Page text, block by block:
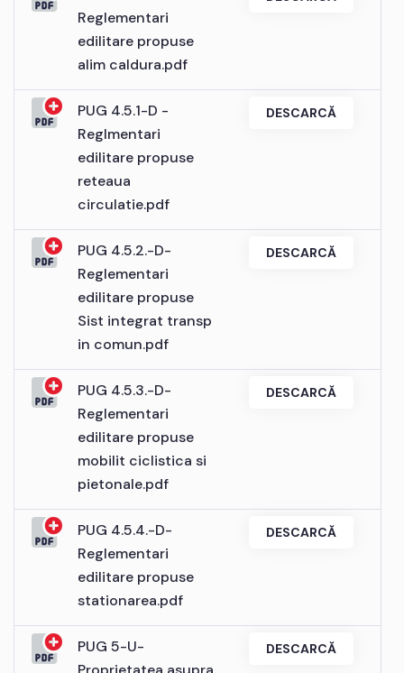
Reglementari
edilitare propuse
alim caldura.pdf
PUG 4.5.1-D -
Reglmentari
edilitare propuse
reteaua
circulatie.pdf
DESCARCĂ
PUG 4.5.2.-D-
Reglementari
edilitare propuse
Sist integrat transp
in comun.pdf
DESCARCĂ
PUG 4.5.3.-D-
Reglementari
edilitare propuse
mobilit ciclistica si
pietonale.pdf
DESCARCĂ
PUG 4.5.4.-D-
Reglementari
edilitare propuse
stationarea.pdf
DESCARCĂ
PUG 5-U-
DESCARCĂ